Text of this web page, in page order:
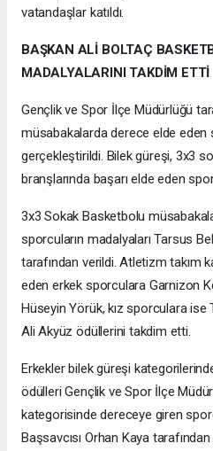
vatandaşlar katıldı.
BAŞKAN ALİ BOLTAÇ
MADALYALARINI TAKDİM ETTİ
Gençlik ve Spor İlçe Müdürlüğü
müsabakalarda derece elde
gerçekleştirildi. Bilek güreşi, 3x3
branşlarında başarı elde eden
3x3 Sokak Basketbolu
sporcuların madalyaları Tarsus
tarafından verildi. Atletizm takım
eden erkek sporculara Garnizon
Hüseyin Yörük, kız sporculara
Ali Akyüz ödüllerini takdim etti.
Erkekler bilek güreşi
ödülleri Gençlik ve Spor İlçe
kategorisinde dereceye giren
Başsavcısı Orhan Kaya